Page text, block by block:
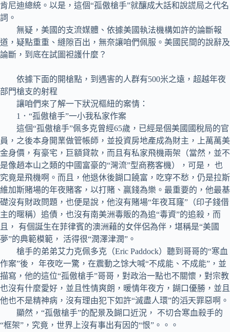
肯尼迪總統。以是，這個“孤傲槍手”就釀成大話和說謊局之代名
詞。
無疑，美國的支流媒體、依據美國執法機構如許的論斷報
道，疑點重重、縫隙百出，無奈讓咱們佩服。美國民間的說辭及
論斷，到底在試圖袒護什麼？
依據下面的開槍點，到遇害的人群有500米之遠，超越年夜
部門槍支的射程
讓咱們來了解一下狀況樞紐的案情：
1．“孤傲槍手”一小我私家作案
這個“孤傲槍手”佩多克曾經65歲，已經是個美國國稅局的官
員，之後本身開業做管帳師，並投資房地產成為財主，上萬萬美
金身價，有豪宅，巨額貸款，而且有私家飛機兩架（當然，並不
是像趙本山之類的中國富豪的“灣流”型商務客機），可是， 也
究竟是飛機啊。而且，他退休後餬口饒富，吃穿不愁，仍是拉斯
維加斯賭場的年夜賭客，以打賭、贏錢為樂。最重要的，他最基
礎沒有財政問題，也便是說，他沒有賭場“年夜耳窿”（印子錢借
主的暱稱）追債，也沒有南美洲毒販的為追“毒資”的追殺，而
且， 有個誕生在菲律賓的澳洲藉的女伴侶為伴，堪稱是“美國
夢”的典範模範， 活得很“潤澤津潤”。
槍手的弟弟艾力克佩多克（Eric Paddock）聽到哥哥的“寒血
作案”後， 年夜吃一驚，在震動之馀大喊“不成能、不成能”，並
描寫，他的這位“孤傲槍手”哥哥，對政治一點也不關懷，對宗教
也沒有什麼愛好，並且性情爽朗，暖情年夜方，餬口優勝，並且
他也不是精神病，沒有理由犯下如許“滅盡人環”的滔天罪惡啊。
顯然，“孤傲槍手”的配景及餬口近況， 不切合寒血殺手的
“框架”，究竟，世界上沒有事出有因的“恨”。。。